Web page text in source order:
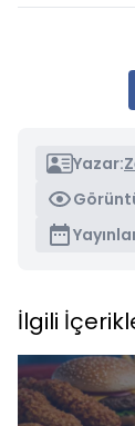
Yazar:
İlgili